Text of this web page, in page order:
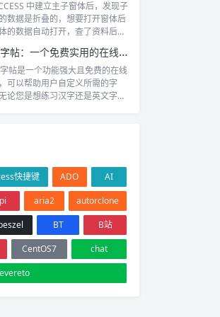
中建立主子窗体后，发现子
数据是折叠的，想要打开窗体后
的数据自动打开，查了资料后
Z2H字帖：一个免费实用的在线字帖生成工具
帖是一个功能强大且免费的在线
可以帮助用户自定义所需的字
论您是想练习汉字还是英文字
快捷键 ADO
AI
aria2
autorclone
BT
B站
CentOS7
chat